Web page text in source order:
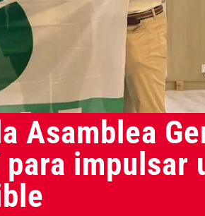
Asamblea
impulsar